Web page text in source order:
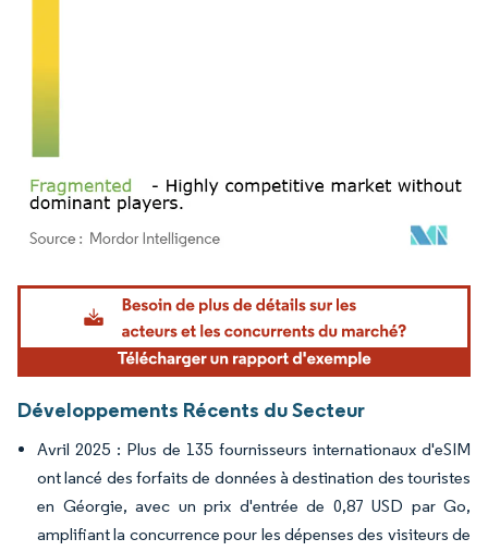
Image © Mordor Intelligence. La réutilisation nécessite une attribution sous CC BY
Développements Récents du Secteur
Avril 2025 : Plus de 135 fournisseurs internationaux d'eSIM
ont lancé des forfaits de données à destination des touristes
en Géorgie, avec un prix d'entrée de 0,87 USD par Go,
amplifiant la concurrence pour les dépenses des visiteurs de